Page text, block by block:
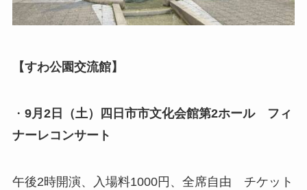
【すわ公園交流館】
・ 9月2日（土）
四日市市文化会館第2ホール フィ
ナーレコンサート
午後2時開演、入場料1000円、全席自由 チケット